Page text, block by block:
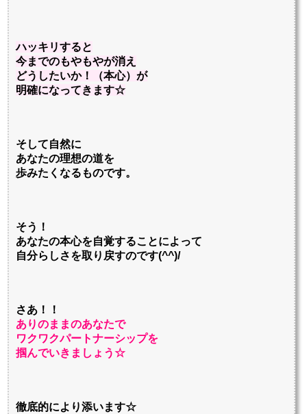
ハッキリすると
今までのもやもやが消え
どうしたいか！（本心）が
明確になってきます☆
そして自然に
あなたの理想の道を
歩みたくなるものです。
そう！
あなたの本心を自覚することによって
自分らしさを取り戻すのです(^^)/
さあ！！
ありのままのあなたで
ワクワクパートナーシップを
掴んでいきましょう☆
徹底的により添います☆